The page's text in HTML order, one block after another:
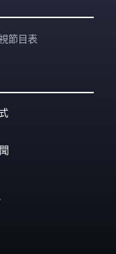
節目表